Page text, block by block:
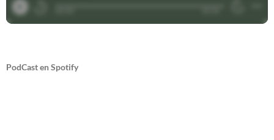
PodCast en Spotify